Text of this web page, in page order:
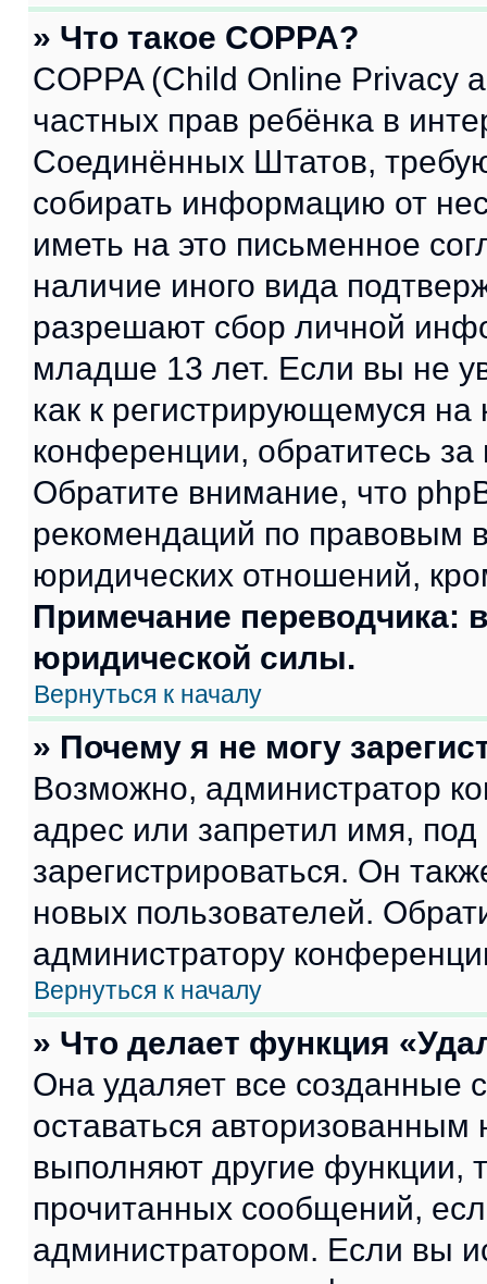
» Что такое COPPA?
COPPA (Child Online Privacy
частных прав ребёнка в
Соединённых Штатов,
собирать информацию от
иметь на это письменное
наличие иного вида
разрешают сбор личной
младше 13 лет. Если вы не
как к регистрирующемуся
конференции, обратитесь
Обратите внимание, что
рекомендаций по правовым
юридических отношений,
Примечание переводчика:
юридической силы.
Вернуться к началу
» Почему я не могу
Возможно, администратор
адрес или запретил имя,
зарегистрироваться. Он
новых пользователей.
администратору
Вернуться к началу
» Что делает функция
Она удаляет все созданные
оставаться
выполняют другие функции,
прочитанных сообщений,
администратором. Если вы